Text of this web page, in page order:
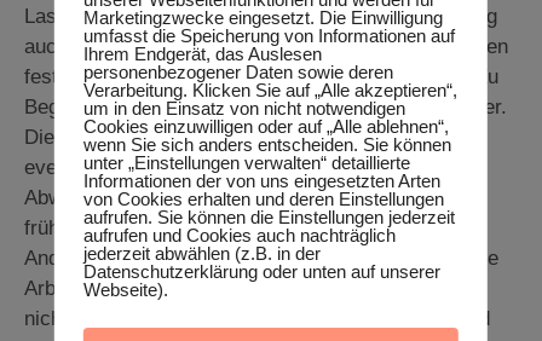
Last but not least gehört zu einem guten Onboarding
auch ein regelmäßiges Feedback. Die Termine sollten
fest im Terminkalender der Führungskraft stehen. Zu
Beginn häufiger, später, wenn alles gut läuft, seltener.
Diese Gespräche ermöglichen es einerseits,
eventuelle Unzufriedenheit oder gar
Abwanderungsgedanken des neuen Teammitglieds
frühzeitig zu antizipieren und gegenzusteuern.
Andererseits wird so aber auch nachgehalten, ob die
Arbeitsleistung der erwarteten entspricht. Ist dies
nicht so, kann so frühzeitig eingegriffen werden und
Marketingzwecke eingesetzt. Die Einwilligung
umfasst die Speicherung von Informationen auf
Ihrem Endgerät, das Auslesen
personenbezogener Daten sowie deren
Verarbeitung. Klicken Sie auf „Alle akzeptieren“,
um in den Einsatz von nicht notwendigen
Cookies einzuwilligen oder auf „Alle ablehnen“,
wenn Sie sich anders entscheiden. Sie können
unter „Einstellungen verwalten“ detaillierte
Informationen der von uns eingesetzten Arten
von Cookies erhalten und deren Einstellungen
aufrufen. Sie können die Einstellungen jederzeit
aufrufen und Cookies auch nachträglich
jederzeit abwählen (z.B. in der
Datenschutzerklärung oder unten auf unserer
Webseite).